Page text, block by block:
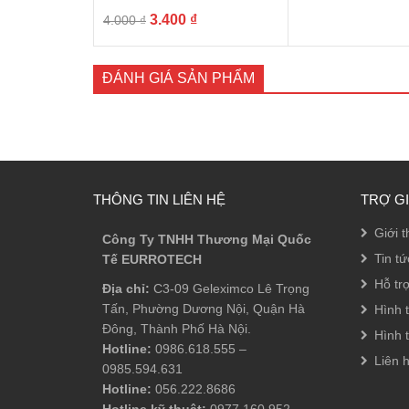
4.000₫ Giá
4.000 ₫.
3.400 ₫Giá
là:
3.400 ₫.
ĐÁNH GIÁ SẢN PHẨM
THÔNG TIN LIÊN HỆ
Công Ty TNHH Thương Mại Quốc
Tế EURROTECH
Địa chỉ: C3-09 Geleximco Lê Trọng
Tấn, Phường Dương Nội, Quận Hà
Đông, Thành Phố Hà Nội.
Hotline: 0986.618.555 –
0985.594.631
Hotline: 056.222.8686
TRỢ
Giới
Tin
Hỗ
Hình
Hình
Liên